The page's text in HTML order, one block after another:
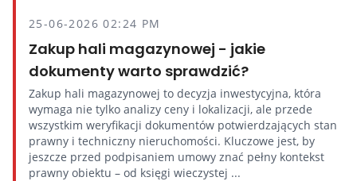
25-06-2026 02:24 PM
Zakup hali magazynowej - jakie
dokumenty warto sprawdzić?
Zakup hali magazynowej to decyzja inwestycyjna, która
wymaga nie tylko analizy ceny i lokalizacji, ale przede
wszystkim weryfikacji dokumentów potwierdzających stan
prawny i techniczny nieruchomości. Kluczowe jest, by
jeszcze przed podpisaniem umowy znać pełny kontekst
prawny obiektu – od księgi wieczystej ...